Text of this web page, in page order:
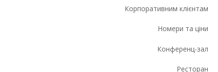
Корпоративним клієнтам
Номери та ціни
Конференц-зал
Ресторан